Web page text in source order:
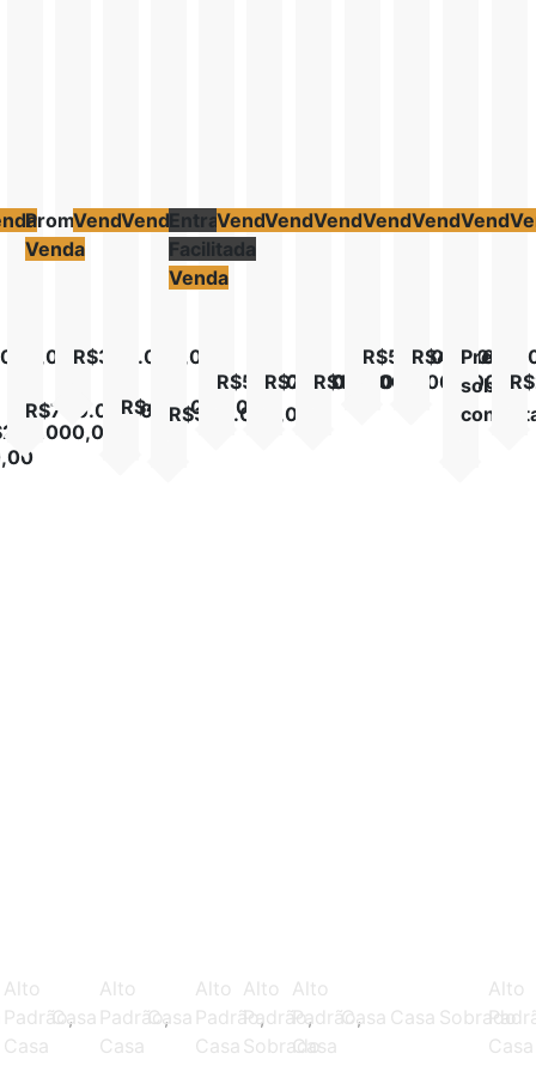
Katia
Fé
Promoção
Venda
Residencial
Sevilha
R$790.000,00
Venda
Casa
R$340.000,00
Venda
Casa
Ville
R$450.000,00
Entrada
Facilitada
Venda
Campos
Dourados
R$300.000,00
Venda
Casa
Veredas
R$540.000,00
Veredas dos Buritis
Venda
R$720.000,00
Jardim Maria Inês
Venda
Buritis
R$139.000.000,00
Venda
R$520.000,00
Bairro Cardoso
Venda
Buriti Sereno
Venda
Preço
sob
Alto
Padrão,
Casa
Casa
Alto
Padrão,
Casa
Casa
Alto
Padrão,
Casa
Alto
Padrão,
Sobrado
Alto
Padrão,
Casa
Casa Casa Sobrado
Alto
Casa